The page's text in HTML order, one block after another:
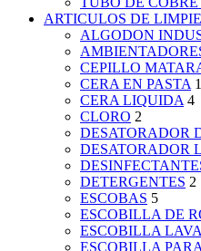
ARTICULOS DE
ALGODON
CEPILLO
CERA EN PASTA
CERA LIQUIDA 4
CLORO 2
DESATORADOR
DESATORADOR
DETERGENTES 2
ESCOBAS 5
ESCOBILLA DE
ESCOBILLA
ESCOBILLA